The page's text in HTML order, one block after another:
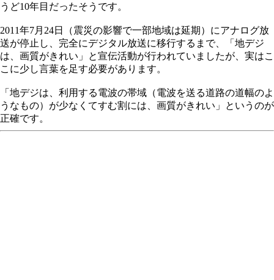
うど10年目だったそうです。
2011年7月24日（震災の影響で一部地域は延期）にアナログ放
送が停止し、完全にデジタル放送に移行するまで、「地デジ
は、画質がきれい」と宣伝活動が行われていましたが、実はこ
こに少し言葉を足す必要があります。
「地デジは、利用する電波の帯域（電波を送る道路の道幅のよ
うなもの）が少なくてすむ割には、画質がきれい」というのが
正確です。